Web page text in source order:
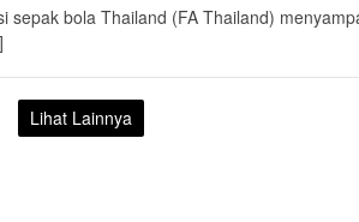
sepak bola Thailand (FA Thailand)
Lihat Lainnya